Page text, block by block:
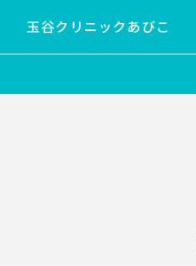
玉谷クリニックあびこ